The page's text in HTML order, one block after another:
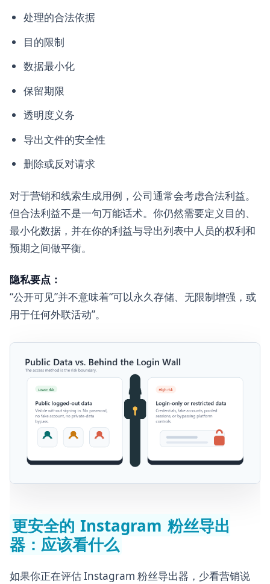
处理的合法依据
目的限制
数据最小化
保留期限
透明度义务
导出文件的安全性
删除或反对请求
对于营销和线索生成用例，公司通常会考虑合法利益。
但合法利益不是一句万能话术。你仍然需要定义目的、
最小化数据，并在你的利益与导出列表中人员的权利和
预期之间做平衡。
隐私要点：
“公开可见”并不意味着“可以永久存储、无限制增强，或
用于任何外联活动”。
更安全的 Instagram 粉丝导出
器：应该看什么
如果你正在评估 Instagram 粉丝导出器，少看营销说